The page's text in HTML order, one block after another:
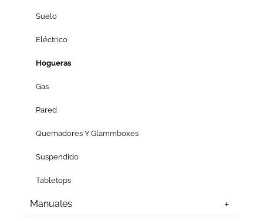
Suelo
Eléctrico
Hogueras
Gas
Pared
Quemadores Y Glammboxes
Suspendido
Tabletops
Manuales